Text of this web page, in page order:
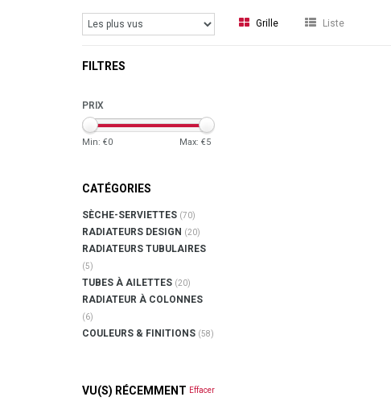
Grille Liste
FILTRES
PRIX
Min: €0 Max: €5
CATÉGORIES
SÈCHE-SERVIETTES (70)
RADIATEURS DESIGN (20)
RADIATEURS TUBULAIRES
(5)
TUBES À AILETTES (20)
RADIATEUR À COLONNES
(6)
COULEURS & FINITIONS (58)
VU(S) RÉCEMMENT Effacer